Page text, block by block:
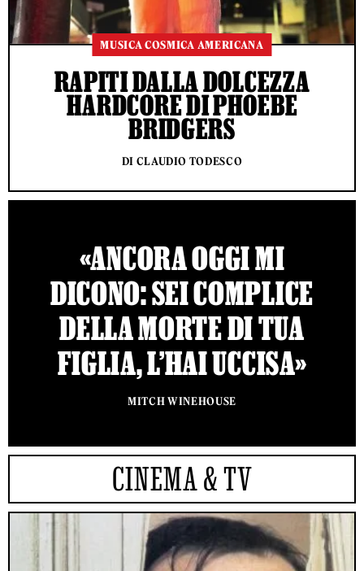
MUSICA COSMICA AMERICANA
RAPITI DALLA DOLCEZZA
HARDCORE DI PHOEBE
BRIDGERS
DI CLAUDIO TODESCO
«ANCORA OGGI MI
DICONO: SEI COMPLICE
DELLA MORTE DI TUA
FIGLIA, L’HAI UCCISA»
MITCH WINEHOUSE
CINEMA & TV